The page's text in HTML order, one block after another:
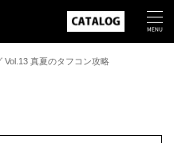
Vol.13 真夏のタフコン攻略